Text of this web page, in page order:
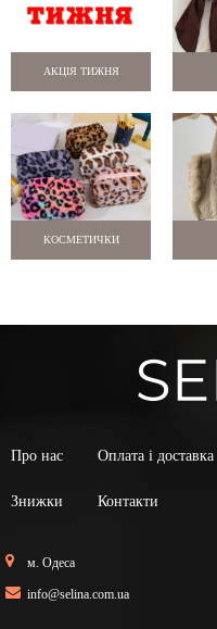
АКЦІЯ ТИЖНЯ
КОСМЕТИЧКИ
Про нас Оплата і доставка
Знижки Контакти
м. Одеса
info@selina.com.ua